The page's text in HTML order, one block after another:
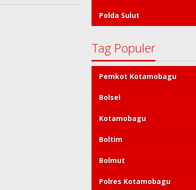
Polda Sulut
Tag Populer
Pemkot Kotamobagu
Bolsel
Kotamobagu
Boltim
Bolmut
Polres Kotamobagu